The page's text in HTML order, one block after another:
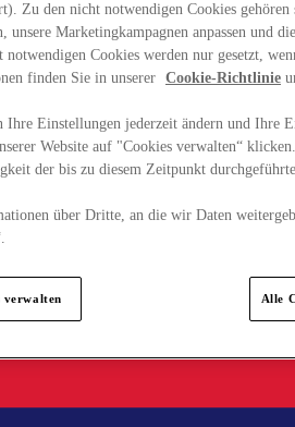
Zu den nicht notwendigen Cookies gehören
unsere Marketingkampagnen anpassen und
notwendigen Cookies werden nur gesetzt,
finden Sie in unserer
Cookie-Richtlinie
Ihre Einstellungen jederzeit ändern und
Website auf "Cookies verwalten“
der bis zu diesem Zeitpunkt
über Dritte, an die wir Daten
verwalten Alle